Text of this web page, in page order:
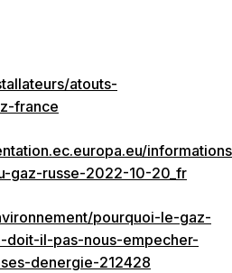
atouts-
france
gaz-russe-2022-10-20_fr
pourquoi-le-gaz-
il-pas-nous-empecher-
denergie-212428